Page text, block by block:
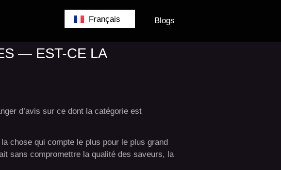
Français
English
Blogs
— EST-CE LA
d’avis sur ce dont la catégorie est
chose qui compte le plus pour le plus grand
sans compromettre la qualité des saveurs, la